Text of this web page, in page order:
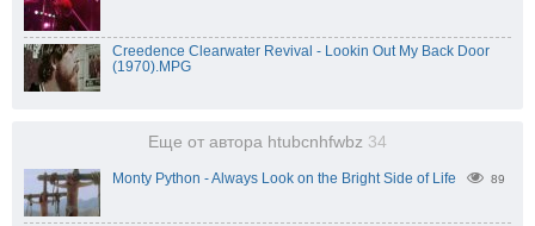
Creedence Clearwater Revival - Lookin Out My Back Door
(1970).MPG
Еще от автора htubcnhfwbz 34
Monty Python - Always Look on the Bright Side of Life 89